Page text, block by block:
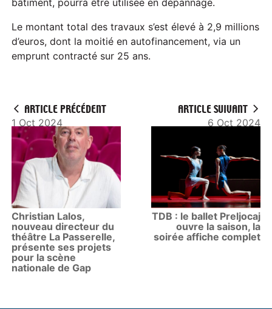
bâtiment, pourra être utilisée en dépannage.
Le montant total des travaux s’est élevé à 2,9 millions
d’euros, dont la moitié en autofinancement, via un
emprunt contracté sur 25 ans.
ARTICLE PRÉCÉDENT
1 Oct 2024
Christian Lalos,
nouveau directeur du
théâtre La Passerelle,
présente ses projets
pour la scène
nationale de Gap
ARTICLE SUIVANT
6 Oct 2024
TDB : le ballet Preljocaj
ouvre la saison, la
soirée affiche complet